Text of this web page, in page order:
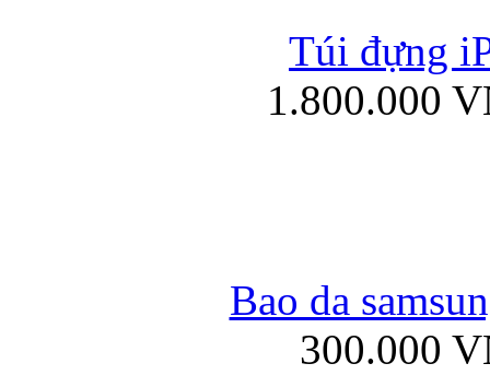
Túi xách da
Túi đựng
1.800.000
Bao da
300.000